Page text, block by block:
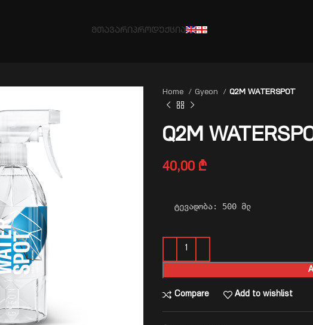
ᲛᲗᲐᲕᲐᲠᲘᲞᲠᲝᲓᲣᲥᲪᲘᲐ
Home Gyeon Q2M WATERSPOT
Q2M
40,00 ₾
ტევადობა: 500 მლ
Compare Add to wishlist